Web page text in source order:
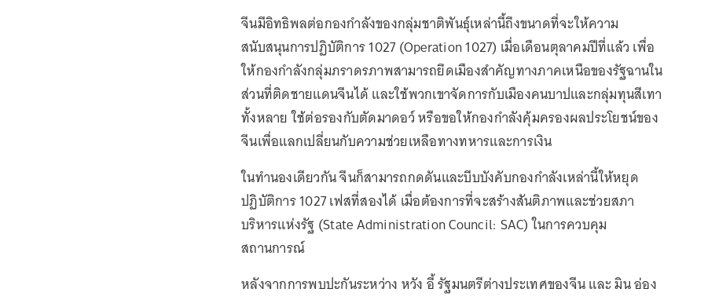
จีนมีอิทธิพลต่อกองกำลังของกลุ่มชาติพันธุ์เหล่านี้ถึงขนาดที่จะให้ความ
สนับสนุนการปฏิบัติการ 1027 (Operation 1027) เมื่อเดือนตุลาคมปีที่แล้ว เพื่อ
ให้กองกำลังกลุ่มภราดรภาพสามารถยึดเมืองสำคัญทางภาคเหนือของรัฐฉานใน
ส่วนที่ติดชายแดนจีนได้ และใช้พวกเขาจัดการกับเมืองคนบาปและกลุ่มทุนสีเทา
ทั้งหลาย ใช้ต่อรองกับตัดมาดอว์ หรือขอให้กองกำลังคุ้มครองผลประโยชน์ของ
จีนเพื่อแลกเปลี่ยนกับความช่วยเหลือทางทหารและการเงิน
ในทำนองเดียวกัน จีนก็สามารถกดดันและบีบบังคับกองกำลังเหล่านี้ให้หยุด
ปฏิบัติการ 1027 เฟสที่สองได้ เมื่อต้องการที่จะสร้างสันติภาพและช่วยสภา
บริหารแห่งรัฐ (State Administration Council: SAC) ในการควบคุม
สถานการณ์
หลังจากการพบปะกันระหว่าง หวัง อี้ รัฐมนตรีต่างประเทศของจีน และ มิน อ่อง